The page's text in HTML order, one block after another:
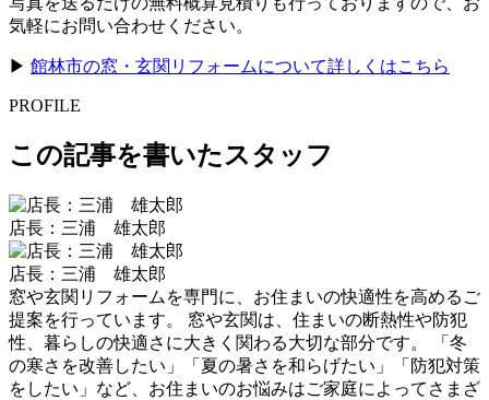
気軽にお問い合わせください。
▶ 館林市の窓・玄関リフォームについて詳しくはこちら
PROFILE
この記事を書いたスタッフ
店長：三浦 雄太郎
店長：三浦 雄太郎
窓や玄関リフォームを専門に、お住まいの快適性を高めるご
提案を行っています。 窓や玄関は、住まいの断熱性や防犯
性、暮らしの快適さに大きく関わる大切な部分です。 「冬
の寒さを改善したい」「夏の暑さを和らげたい」「防犯対策
をしたい」など、お住まいのお悩みはご家庭によってさまざ